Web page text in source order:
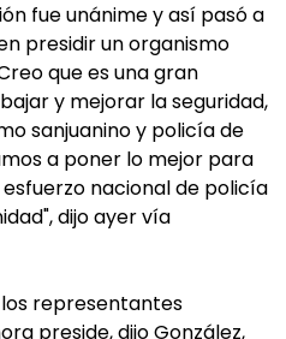
fue unánime y así pasó a
presidir un organismo
que es una gran
y mejorar la seguridad,
sanjuanino y policía de
a poner lo mejor para
nacional de policía
dijo ayer vía
representantes
preside, dijo González,